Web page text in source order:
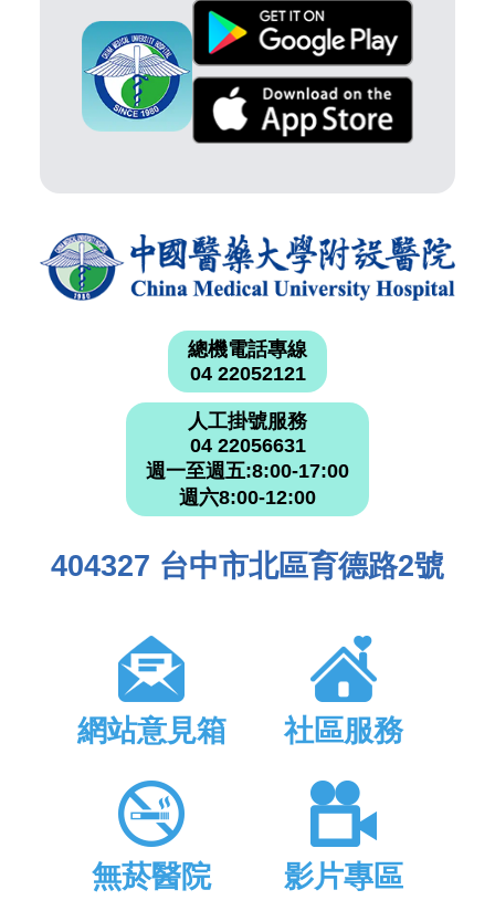
總機電話專線
04 22052121
人工掛號服務
04 22056631
週一至週五:8:00-17:00
週六8:00-12:00
404327 台中市北區育德路2號
網站意見箱 社區服務
無菸醫院 影片專區